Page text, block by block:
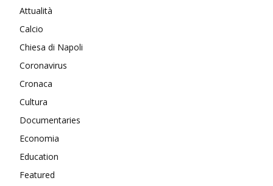
Attualità
Calcio
Chiesa di Napoli
Coronavirus
Cronaca
Cultura
Documentaries
Economia
Education
Featured